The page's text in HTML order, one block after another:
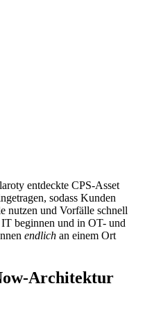
entdeckte CPS-Asset
sodass Kunden
nutzen und Vorfälle schnell
beginnen und in OT- und
endlich an einem Ort
Architektur